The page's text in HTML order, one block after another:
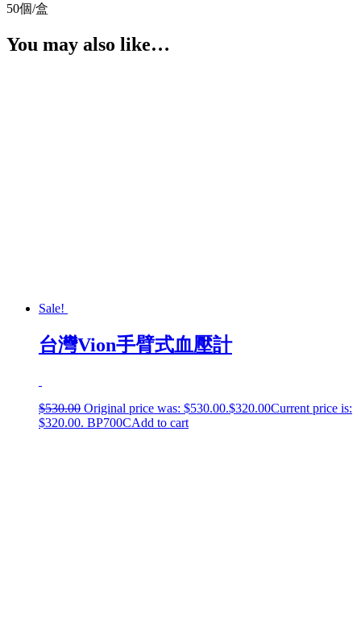
50個/盒
You may also like…
Sale!
台灣Vion手臂式血壓計
$530.00 Original price was: $530.00.$320.00Current price is:
$320.00. BP700CAdd to cart